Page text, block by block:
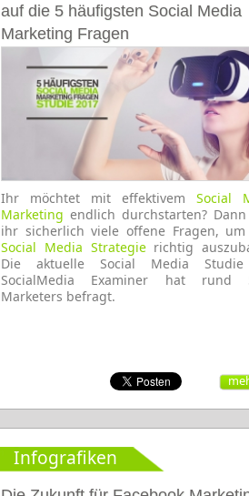
auf die 5 häufigsten Social Media
Marketing Fragen
Ihr möchtet mit effektivem Social
Marketing endlich durchstarten?
ihr sicherlich viele offene Fragen,
Social Media Strategierichtig
Die aktuelle Social Media
SocialMedia Examiner hat rund
Marketers befragt.
Infografiken